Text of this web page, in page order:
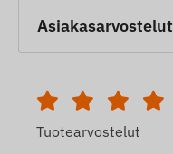
Asiakasarvostelut
Tuotearvostelut